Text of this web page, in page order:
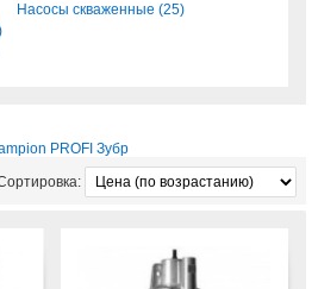
Насосы скваженные (25)
PROFI Зубр